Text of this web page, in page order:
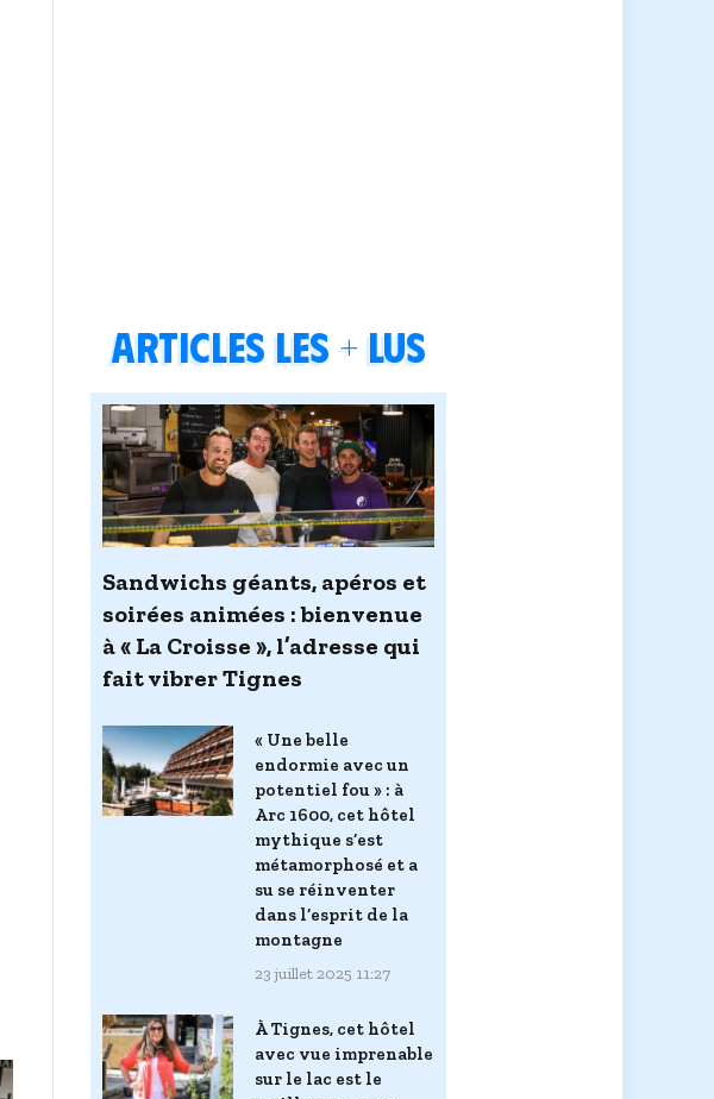
Articles les + lus
Sandwichs géants, apéros et
soirées animées : bienvenue
à « La Croisse », l’adresse qui
fait vibrer Tignes
« Une belle
endormie avec un
potentiel fou » : à
Arc 1600, cet hôtel
mythique s’est
métamorphosé et a
su se réinventer
dans l’esprit de la
montagne
23 juillet 2025 11:27
À Tignes, cet hôtel
avec vue imprenable
sur le lac est le